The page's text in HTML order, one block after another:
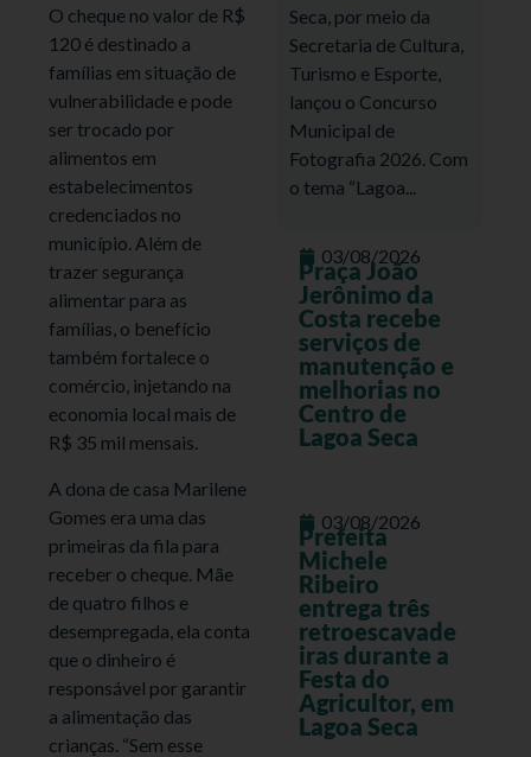
O cheque no valor de R$
120 é destinado a
famílias em situação de
vulnerabilidade e pode
ser trocado por
alimentos em
estabelecimentos
credenciados no
município. Além de
trazer segurança
alimentar para as
famílias, o benefício
também fortalece o
comércio, injetando na
economia local mais de
R$ 35 mil mensais.
A dona de casa Marilene
Gomes era uma das
primeiras da fila para
receber o cheque. Mãe
de quatro filhos e
desempregada, ela conta
que o dinheiro é
responsável por garantir
a alimentação das
crianças. “Sem esse
Seca, por meio da
Secretaria de Cultura,
Turismo e Esporte,
lançou o Concurso
Municipal de
Fotografia 2026. Com
o tema “Lagoa...
03/08/2026
Praça João
Jerônimo da
Costa recebe
serviços de
manutenção e
melhorias no
Centro de
Lagoa Seca
03/08/2026
Prefeita
Michele
Ribeiro
entrega três
retroescavade
iras durante a
Festa do
Agricultor, em
Lagoa Seca